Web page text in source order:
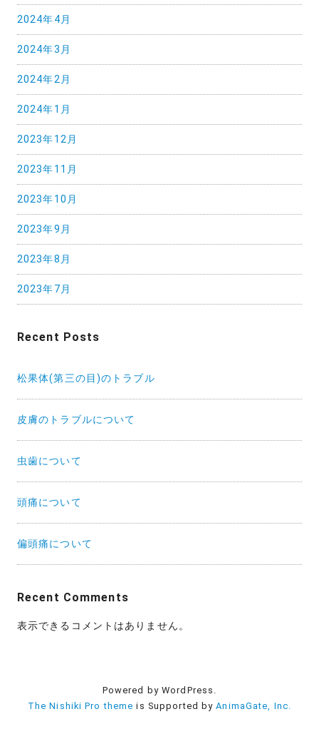
2024年4月
2024年3月
2024年2月
2024年1月
2023年12月
2023年11月
2023年10月
2023年9月
2023年8月
2023年7月
Recent Posts
松果体(第三の目)のトラブル
皮膚のトラブルについて
虫歯について
頭痛について
偏頭痛について
Recent Comments
表示できるコメントはありません。
Powered by WordPress.
The Nishiki Pro theme is Supported byAnimaGate, Inc.